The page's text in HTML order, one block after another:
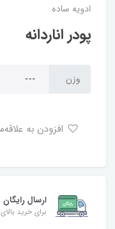
ادویه ساده
پودر اناردانه
وزن
ارسال رایگان
برای خرید بالای ۸۰۰هزار تومان